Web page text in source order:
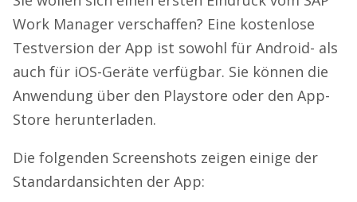
Work Manager verschaffen? Eine kostenlose
Testversion der App ist sowohl für Android- als
auch für iOS-Geräte verfügbar. Sie können die
Anwendung über den Playstore oder den App-
Store herunterladen.
Die folgenden Screenshots zeigen einige der
Standardansichten der App: